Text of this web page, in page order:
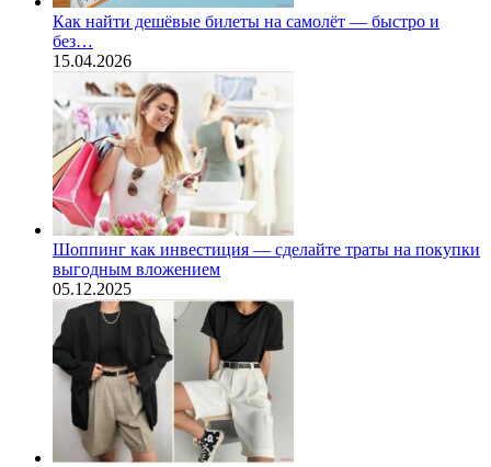
Как найти дешёвые билеты на самолёт — быстро и
без…
15.04.2026
Шоппинг как инвестиция — сделайте траты на покупки
выгодным вложением
05.12.2025